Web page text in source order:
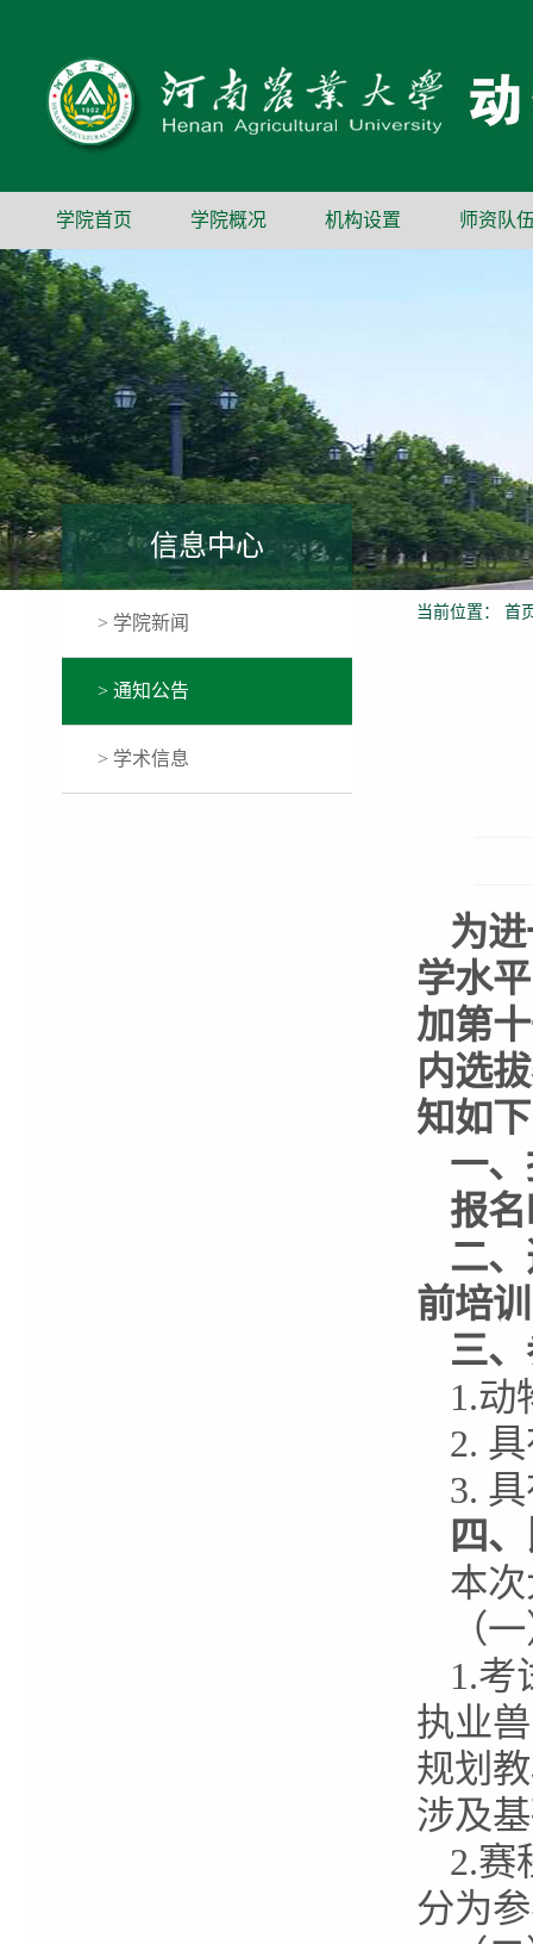
学院首页 学院概况 机构设置 师资队
信息中心
> 学院新闻
> 通知公告
> 学术信息
当前位置： 首
为
学水
加第
内选
知如
一、
报
二、
前培训
三
1.动
2.
3.
四、
本
（
1.考
执业
规划
涉及
2.赛
分为